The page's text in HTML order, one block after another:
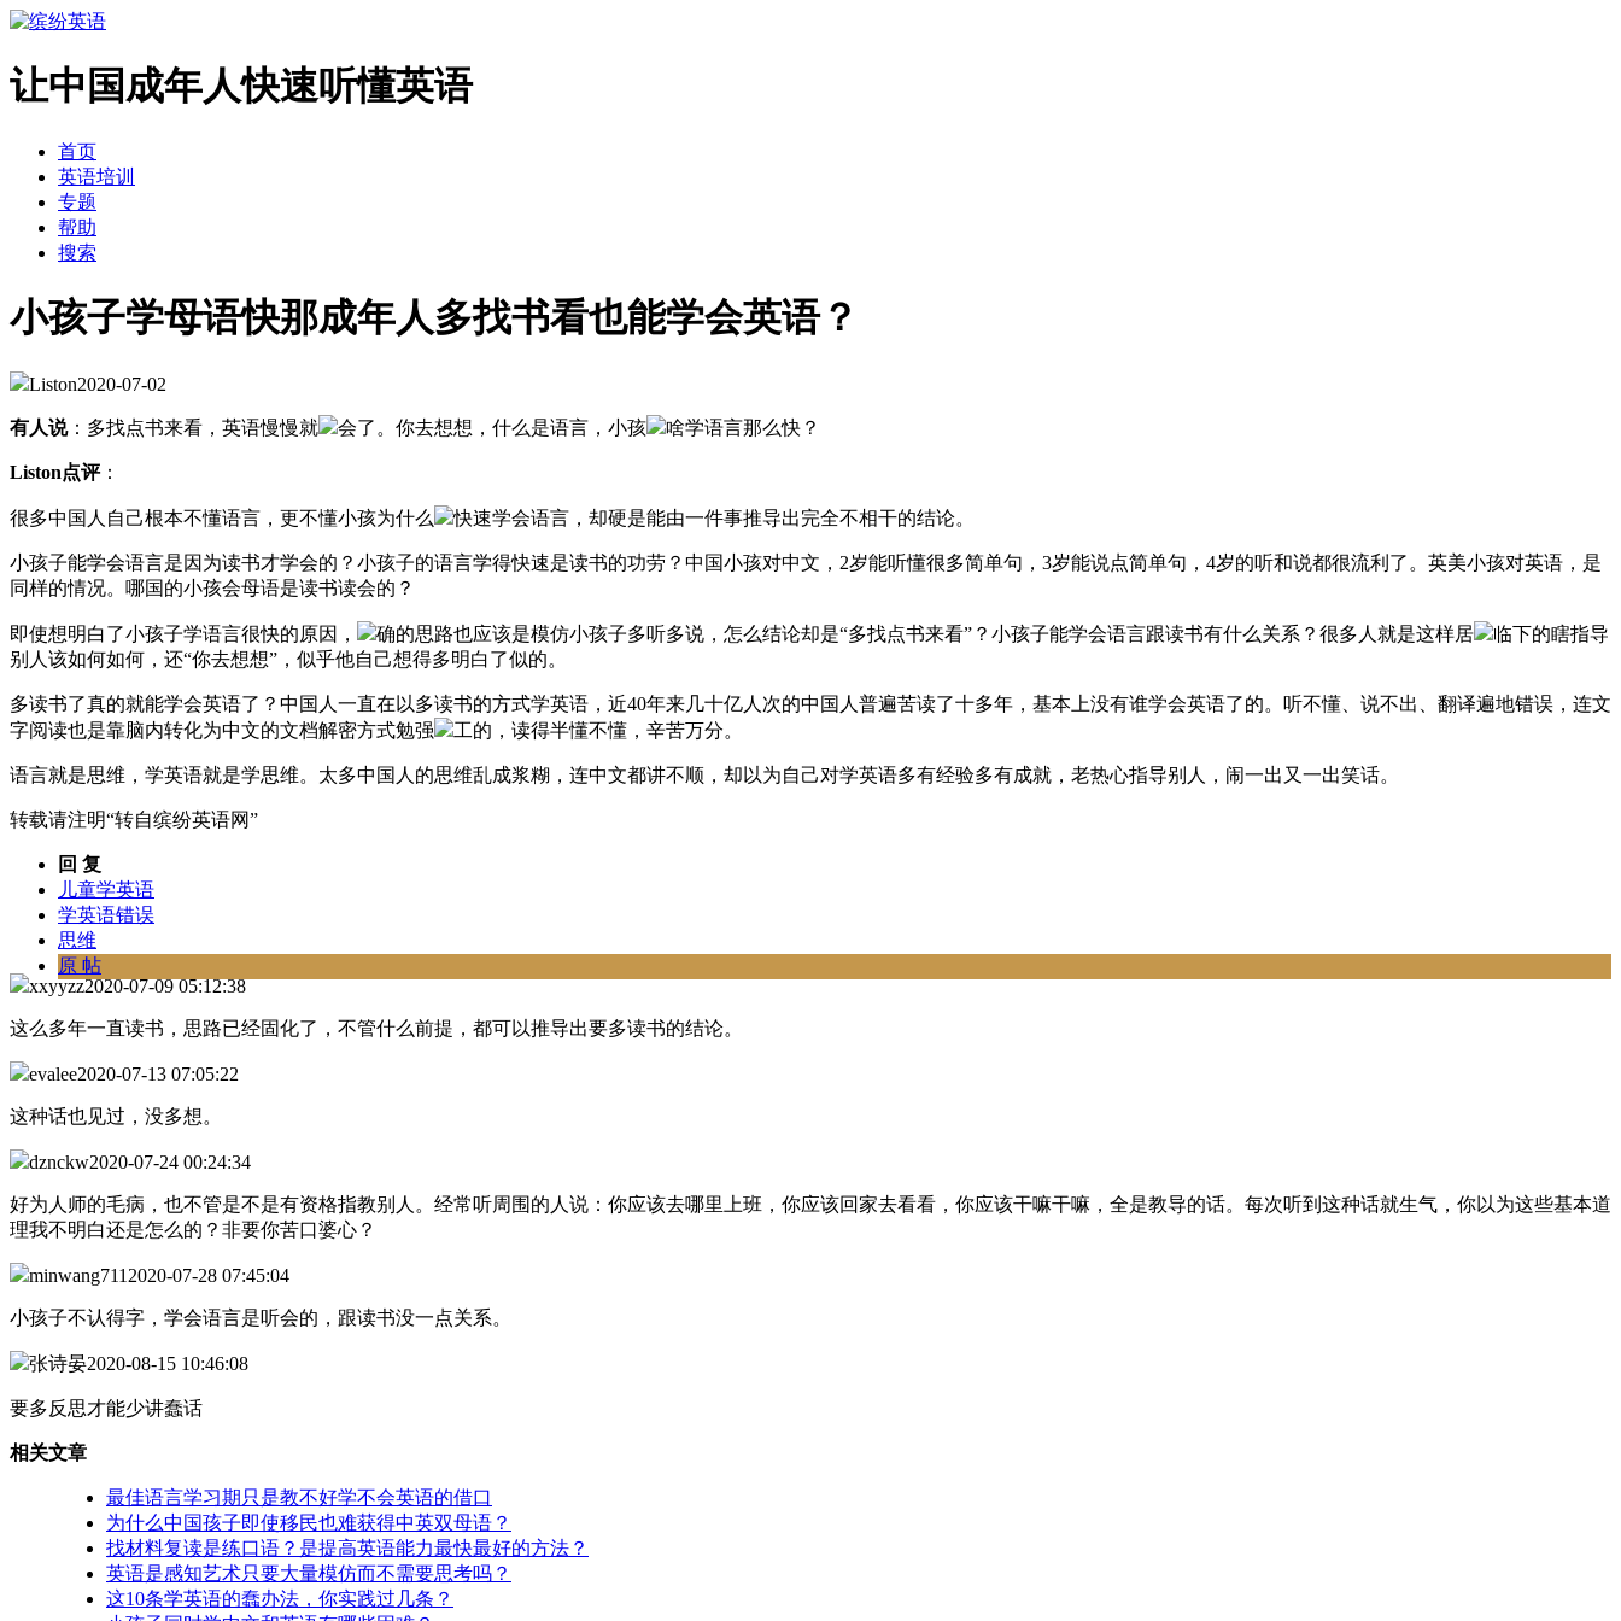
让中国成年人快速听懂英语
首页
英语培训
专题
帮助
搜索
小孩子学母语快那成年人多找书看也能学会英语？
Liston2020-07-02
有人说：多找点书来看，英语慢慢就 会了。你去想想，什么是语言，小孩 啥学语言那么快？
Liston点评：
很多中国人自己根本不懂语言，更不懂小孩为什么 快速学会语言，却硬是能由一件事推导出完全不相干的结论。
小孩子能学会语言是因为读书才学会的？小孩子的语言学得快速是读书的功劳？中国小孩对中文，2岁能听懂很多简单句，3岁能说点简单句，4岁的听和说都很流利了。英美小孩对英语，是
同样的情况。哪国的小孩会母语是读书读会的？
即使想明白了小孩子学语言很快的原因， 确的思路也应该是模仿小孩子多听多说，怎么结论却是“多找点书来看”？小孩子能学会语言跟读书有什么关系？很多人就是这样居
临下的瞎指导
别人该如何如何，还“你去想想”，似乎他自己想得多明白了似的。
多读书了真的就能学会英语了？中国人一直在以多读书的方式学英语，近40年来几十亿人次的中国人普遍苦读了十多年，基本上没有谁学会英语了的。听不懂、说不出、翻译遍地错误，连文
字阅读也是靠脑内转化为中文的文档解密方式勉强
工的，读得半懂不懂，辛苦万分。
语言就是思维，学英语就是学思维。太多中国人的思维乱成浆糊，连中文都讲不顺，却以为自己对学英语多有经验多有成就，老热心指导别人，闹一出又一出笑话。
转载请注明“转自缤纷英语网”
回 复
儿童学英语
学英语错误
思维
原 帖
xxyyzz2020-07-09 05:12:38
这么多年一直读书，思路已经固化了，不管什么前提，都可以推导出要多读书的结论。
evalee2020-07-13 07:05:22
这种话也见过，没多想。
dznckw2020-07-24 00:24:34
好为人师的毛病，也不管是不是有资格指教别人。经常听周围的人说：你应该去哪里上班，你应该回家去看看，你应该干嘛干嘛，全是教导的话。每次听到这种话就生气，你以为这些基本道
理我不明白还是怎么的？非要你苦口婆心？
minwang711 2020-07-28 07:45:04
小孩子不认得字，学会语言是听会的，跟读书没一点关系。
张诗晏2020-08-15 10:46:08
要多反思才能少讲蠢话
相关文章
最佳语言学习期只是教不好学不会英语的借口
为什么中国孩子即使移民也难获得中英双母语？
找材料复读是练口语？是提高英语能力最快最好的方法？
英语是感知艺术只要大量模仿而不需要思考吗？
这10条学英语的蠢办法，你实践过几条？